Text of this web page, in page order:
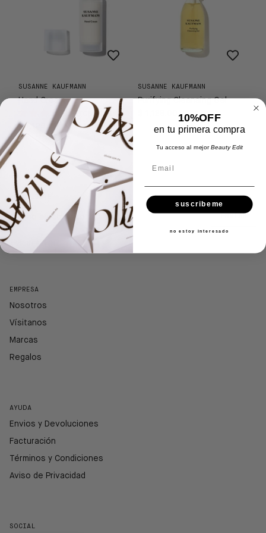
SUSANNE KAUFMANN
Hand Cream
4 reseñas
$ 1,129.00 Agotado
SUSANNE KAUFMANN
Purifying Cleansing Gel
SUSCRÍBETE
OLIVINE
EMPRESA
Nosotros
Vísitanos
Marcas
Regalos
AYUDA
Envios y Devoluciones
Facturación
Términos y Condiciones
Aviso de Privacidad
SOCIAL
10%OFF
en tu primera compra
Tu acceso al mejorBeauty Edit
suscribeme
no estoy interesado